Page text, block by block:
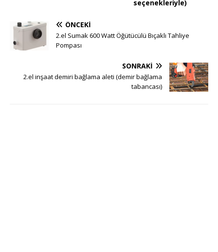
seçenekleriyle)
ÖNCEKI
2.el Sumak 600 Watt Öğütücülü Bıçaklı Tahliye
Pompası
SONRAKI
2.el inşaat demiri bağlama aleti (demir bağlama
tabancası)